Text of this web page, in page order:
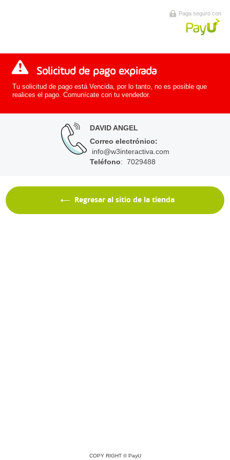
Paga seguro con
Solicitud de pago expirada
Tu solicitud de pago está Vencida, por lo tanto, no es posible que
realices el pago. Comunícate con tu vendedor.
DAVID ANGEL
Correo electrónico:
info@w3interactiva.com
Teléfono: 7029488
Regresar al sitio de la tienda
COPY RIGHT ©PayU